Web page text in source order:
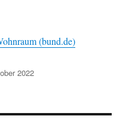
(bund.de)
2022